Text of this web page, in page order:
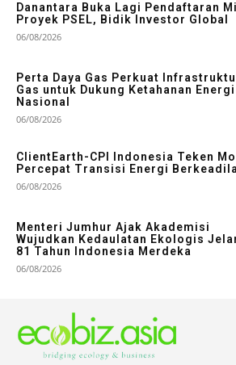
Danantara Buka Lagi Pendaftaran
Proyek PSEL, Bidik Investor Global
06/08/2026
Perta Daya Gas Perkuat
Gas untuk Dukung Ketahanan Energi
Nasional
06/08/2026
ClientEarth-CPI Indonesia Teken
Percepat Transisi Energi
06/08/2026
Menteri Jumhur Ajak Akademisi
Wujudkan Kedaulatan Ekologis
81 Tahun Indonesia Merdeka
06/08/2026